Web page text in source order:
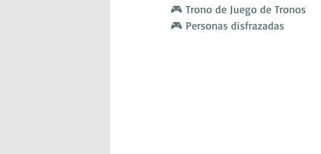
🎮 Trono de Juego de Tronos
🎮 Personas disfrazadas